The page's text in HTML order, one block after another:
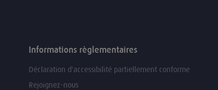
Informations règlementaires
Déclaration d'accessibilité partiellement conforme
Rejoignez-nous